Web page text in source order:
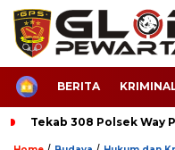
HOMEBERITA
Tekab 308 Polsek Way